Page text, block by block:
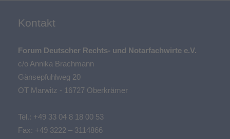
Kontakt
Forum Deutscher Rechts- und Notarfachwirte e.V.
c/o Annika Brachmann
Gänsepfuhlweg 20
OT Marwitz - 16727 Oberkrämer
Tel.: +49 33 04 8 18 00 53
Fax: +49 3222 – 3114866